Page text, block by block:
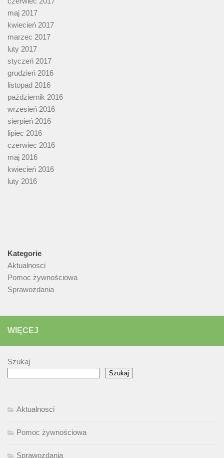
maj 2017
kwiecień 2017
marzec 2017
luty 2017
styczeń 2017
grudzień 2016
listopad 2016
październik 2016
wrzesień 2016
sierpień 2016
lipiec 2016
czerwiec 2016
maj 2016
kwiecień 2016
luty 2016
Kategorie
Aktualnosci
Pomoc żywnościowa
Sprawozdania
WIĘCEJ
Szukaj
Szukaj
Aktualnosci
Pomoc żywnościowa
Sprawozdania